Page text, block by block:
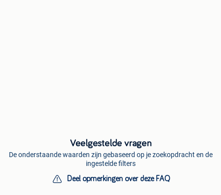
Veelgestelde vragen
De onderstaande waarden zijn gebaseerd op je zoekopdracht en de
ingestelde filters
Deel opmerkingen over deze FAQ